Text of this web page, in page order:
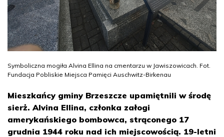
Symboliczna mogiła Alvina Ellina na cmentarzu w Jawiszowicach. Fot.
Fundacja Pobliskie Miejsca Pamięci Auschwitz-Birkenau
Mieszkańcy gminy Brzeszcze upamiętnili w środę
sierż. Alvina Ellina, członka załogi
amerykańskiego bombowca, strąconego 17
grudnia 1944 roku nad ich miejscowością. 19-letni